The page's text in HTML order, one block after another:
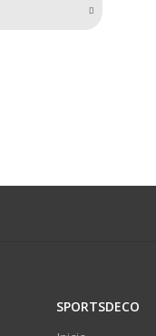
SPORTSDECO